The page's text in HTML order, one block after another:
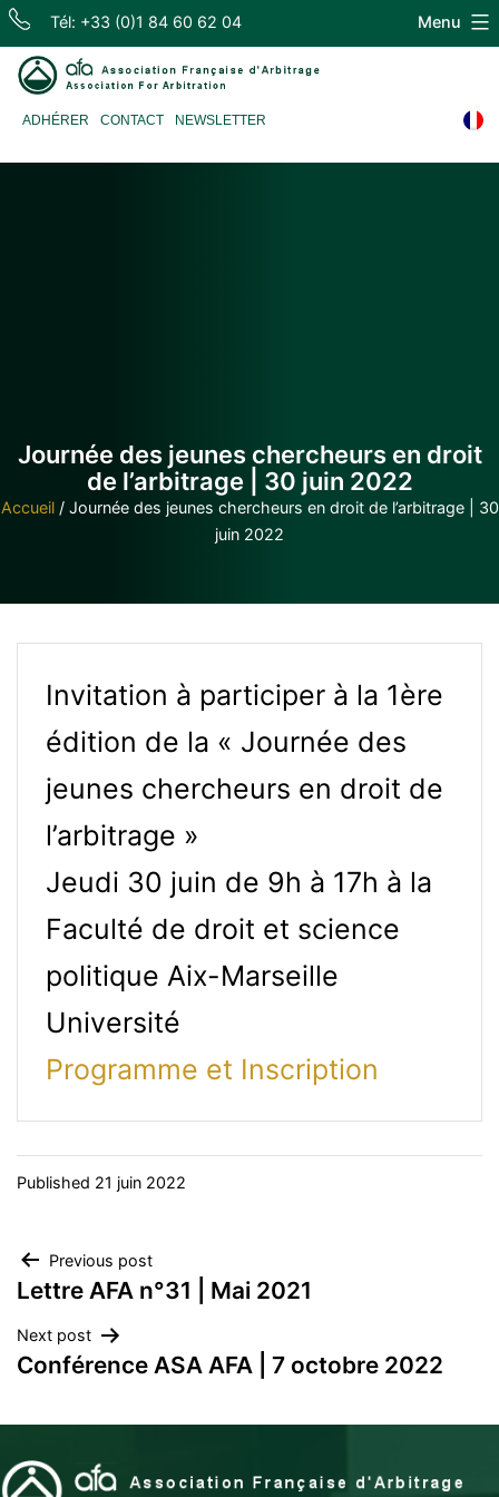
Skip
content
Tél: +33 (0)1 84 60 62 04
d'Arbitrage
ADHÉRER CONTACT NEWSLETTER
Menu
Journée des jeunes chercheurs en droit
de l’arbitrage | 30 juin 2022
Accueil/ Journée des jeunes chercheurs en droit de l’arbitrage | 30
juin 2022
Invitation à participer à la 1ère
édition de la « Journée des
jeunes chercheurs en droit de
l’arbitrage »
Jeudi 30 juin de 9h à 17h à la
Faculté de droit et science
politique Aix-Marseille
Université
Programme et Inscription
Published 21 juin 2022
Navigation
de
l’article
Previous post
Lettre AFA n°31 | Mai 2021
Next post
Conférence ASA AFA | 7 octobre 2022